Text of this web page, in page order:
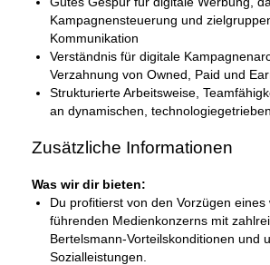
Kampagnensteuerung und
Kommunikation
Verständnis für digitale
Verzahnung von Owned, Paid und
Strukturierte Arbeitsweise,
an dynamischen,
Zusätzliche Informationen
Was wir dir bieten:
Du profitierst von den Vorzügen eines
führenden Medienkonzerns mit
Bertelsmann-Vorteilskonditionen und
Sozialleistungen.